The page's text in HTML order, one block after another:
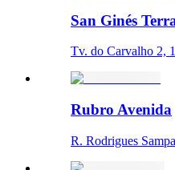
San Ginés
Tv. do Carvalho 2,
Rubro Avenida
R. Rodrigues